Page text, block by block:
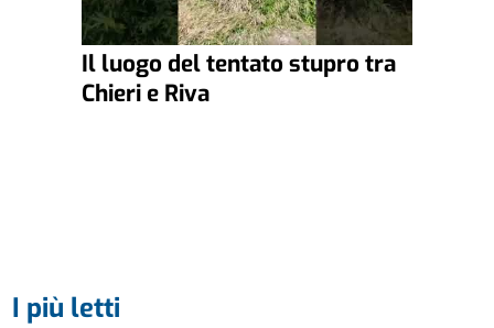
Il luogo del tentato stupro tra
Chieri e Riva
I più letti